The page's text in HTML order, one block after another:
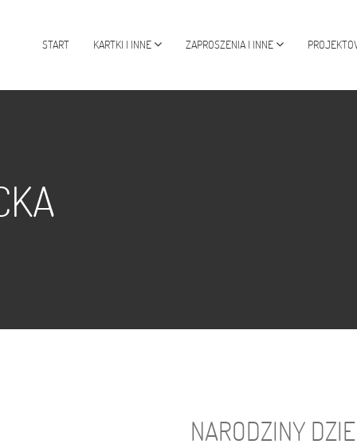
START KARTKI I INNE ZAPROSZENIA I INNE
NARODZINY